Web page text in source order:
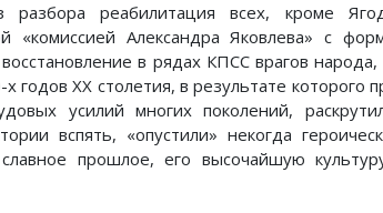
реабилитация всех, кроме
«комиссией Александра Яковлева» с
в рядах КПСС врагов
годов ХХ столетия, в результате которого
усилий многих поколений,
вспять, «опустили» некогда
прошлое, его высочайшую